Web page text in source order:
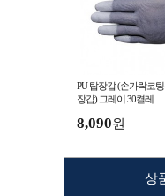
PU 탑장갑 (손가락코
장갑) 그레이 30켤레
8,090원
상